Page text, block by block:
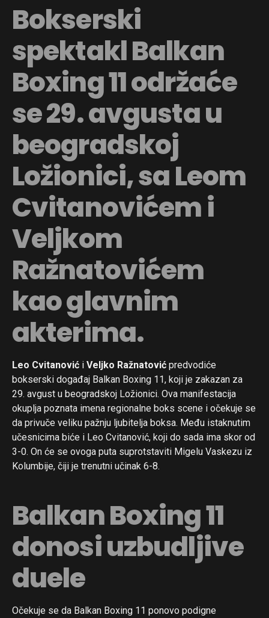
Bokserski
spektakl Balkan
Boxing 11 održaće
se 29. avgusta u
beogradskoj
Ložionici, sa Leom
Cvitanovićem i
Veljkom
Ražnatovićem
kao glavnim
akterima.
Leo Cvitanović i Veljko Ražnatović predvodiće
bokserski događaj Balkan Boxing 11, koji je zakazan za
29. avgust u beogradskoj Ložionici. Ova manifestacija
okuplja poznata imena regionalne boks scene i očekuje se
da privuče veliku pažnju ljubitelja boksa. Među istaknutim
učesnicima biće i Leo Cvitanović, koji do sada ima skor od
3-0. On će se ovoga puta suprotstaviti Migelu Vaskezu iz
Kolumbije, čiji je trenutni učinak 6-8.
Balkan Boxing 11
donosi uzbudljive
duele
Očekuje se da Balkan Boxing 11 ponovo podigne